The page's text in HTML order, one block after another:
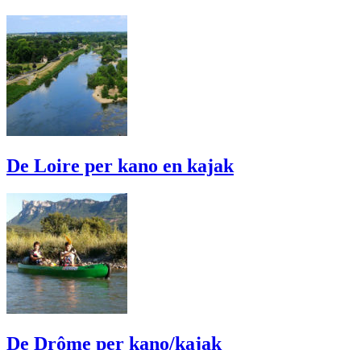
De Loire per kano en kajak
De Drôme per kano/kajak